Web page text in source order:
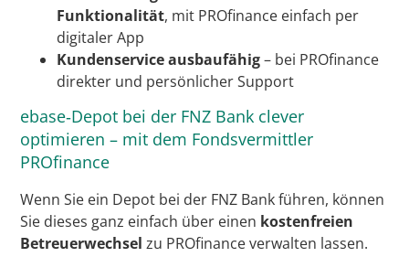
Funktionalität, mit PROfinance einfach per
digitaler App
Kundenservice ausbaufähig– bei PROfinance
direkter und persönlicher Support
ebase‑Depot bei der FNZ Bank clever
optimieren – mit dem Fondsvermittler
PROfinance
Wenn Sie ein Depot bei der FNZ Bank führen, können
Sie dieses ganz einfach über einen kostenfreien
Betreuerwechsel zu PROfinance verwalten lassen.